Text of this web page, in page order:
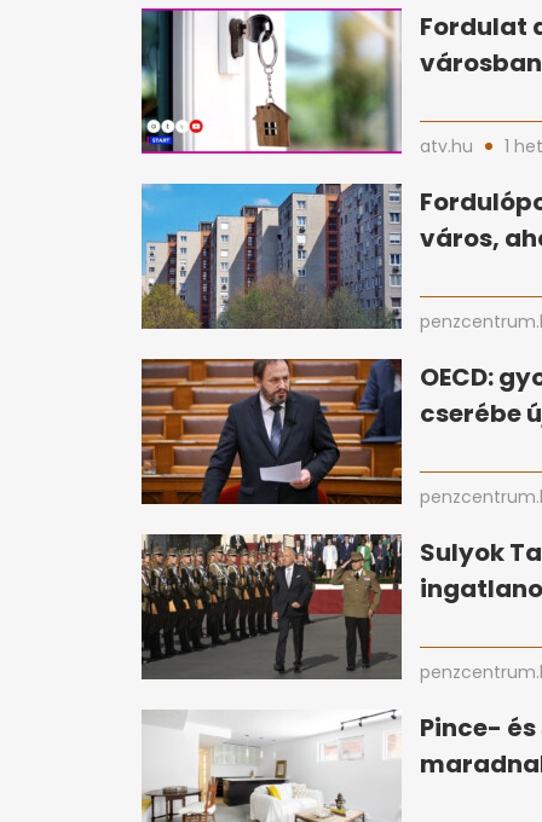
Fordulat
atv.hu 1
város,
OECD:
cserébe
Sulyok
Pince-